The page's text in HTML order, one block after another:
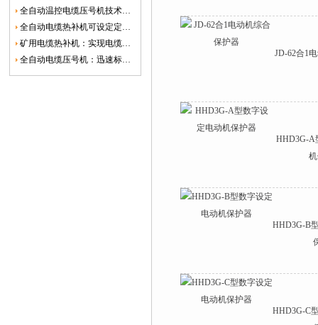
全自动温控电缆压号机技术革新：数字化标识的新趋势
全自动电缆热补机可设定定时功能，实现自动化热补
矿用电缆热补机：实现电缆故障修复的高效装置
全自动电缆压号机：迅速标识电缆的利器
JD-62合1
HHD3G-A
HHD3G-B
HHD3G-C